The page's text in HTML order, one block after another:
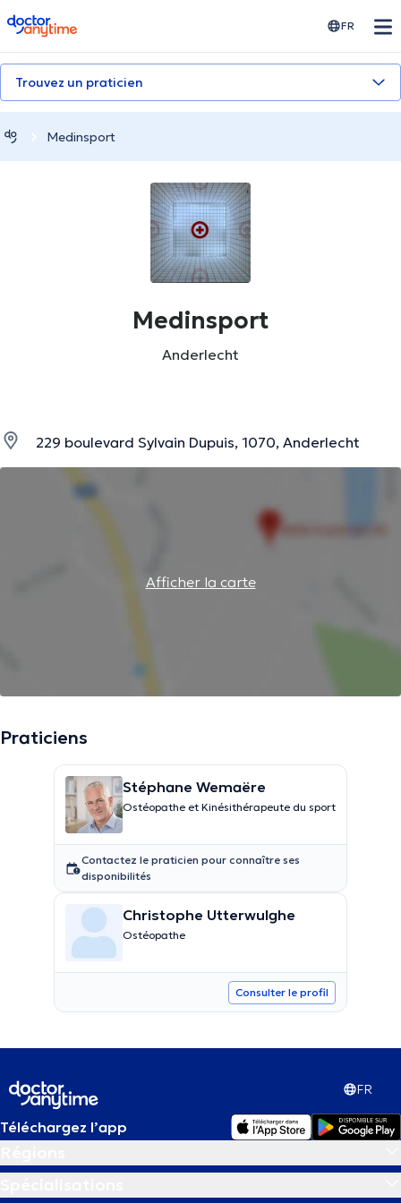
doctoranytime FR
Trouvez un praticien
Medinsport
Medinsport
Anderlecht
229 boulevard Sylvain Dupuis, 1070, Anderlecht
Afficher la carte
Praticiens
Stéphane Wemaëre
Ostéopathe et Kinésithérapeute du sport
Contactez le praticien pour connaître ses
disponibilités
Christophe Utterwulghe
Ostéopathe
Consulter le profil
FR
Téléchargez l’app